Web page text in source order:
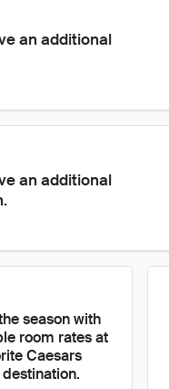
an additional
an additional
season with
room rates at
Caesars